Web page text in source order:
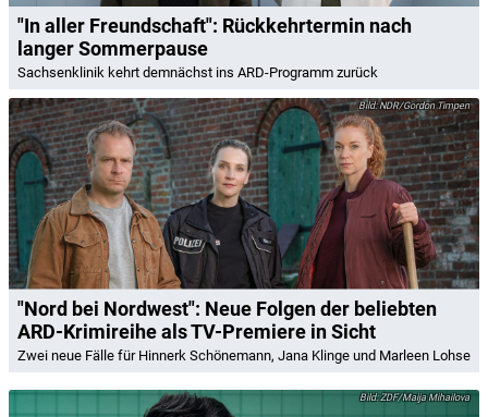
"In aller Freundschaft": Rückkehrtermin nach
langer Sommerpause
Sachsenklinik kehrt demnächst ins ARD-Programm zurück
NDR/Gordon Timpen
"Nord bei Nordwest": Neue Folgen der beliebten
ARD-Krimireihe als TV-Premiere in Sicht
Zwei neue Fälle für Hinnerk Schönemann, Jana Klinge und Marleen Lohse
ZDF/Maija Mihailova